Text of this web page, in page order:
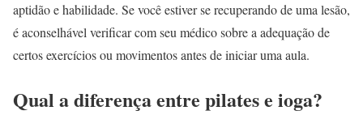
aptidão e habilidade. Se você estiver se recuperando de uma lesão,
é aconselhável verificar com seu médico sobre a adequação de
certos exercícios ou movimentos antes de iniciar uma aula.
Qual a diferença entre pilates e ioga?